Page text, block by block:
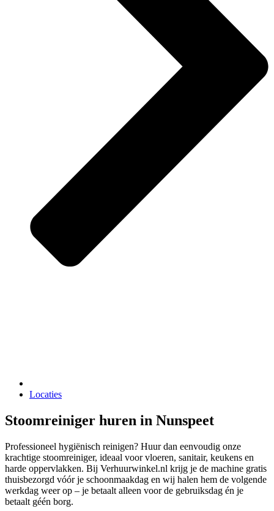
Locaties
Stoomreiniger huren in Nunspeet
Professioneel hygiënisch reinigen? Huur dan eenvoudig onze
krachtige stoomreiniger, ideaal voor vloeren, sanitair, keukens en
harde oppervlakken. Bij Verhuurwinkel.nl krijg je de machine gratis
thuisbezorgd vóór je schoonmaakdag en wij halen hem de volgende
werkdag weer op – je betaalt alleen voor de gebruiksdag én je
betaalt géén borg.